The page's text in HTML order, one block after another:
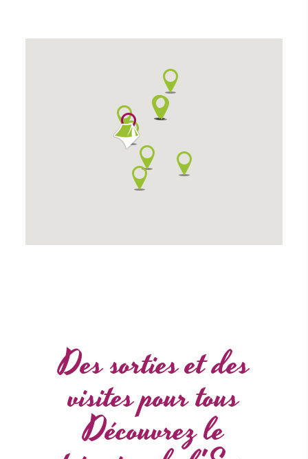
Des sorties et des
visites pour tous
Découvrez le